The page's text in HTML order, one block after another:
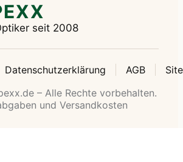
seit 2008
Datenschutzerklärung AGB
– Alle Rechte vorbehalten.
und Versandkosten